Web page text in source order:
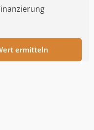
ermitteln